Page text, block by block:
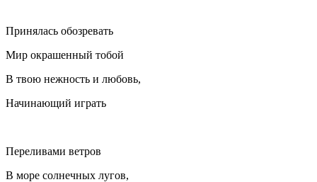
Принялась обозревать
Мир окрашенный тобой
В твою нежность и любовь,
Начинающий играть
Переливами ветров
В море солнечных лугов,